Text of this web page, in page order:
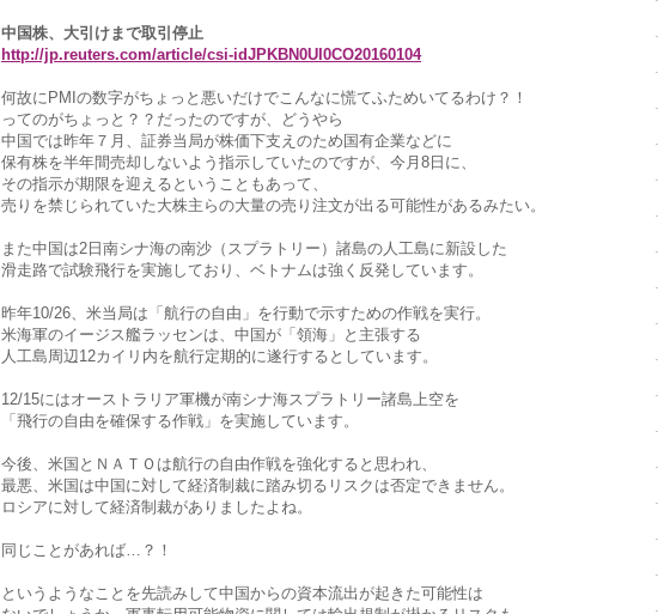
中国株、大引けまで取引停止
http://jp.reuters.com/article/csi-idJPKBN0UI0CO20160104
何故にPMIの数字がちょっと悪いだけでこんなに慌てふためいてるわけ？！
ってのがちょっと？？だったのですが、どうやら
中国では昨年７月、証券当局が株価下支えのため国有企業などに
保有株を半年間売却しないよう指示していたのですが、今月8日に、
その指示が期限を迎えるということもあって、
売りを禁じられていた大株主らの大量の売り注文が出る可能性があるみたい。
また中国は2日南シナ海の南沙（スプラトリー）諸島の人工島に新設した
滑走路で試験飛行を実施しており、ベトナムは強く反発しています。
昨年10/26、米当局は「航行の自由」を行動で示すための作戦を実行。
米海軍のイージス艦ラッセンは、中国が「領海」と主張する
人工島周辺12カイリ内を航行定期的に遂行するとしています。
12/15にはオーストラリア軍機が南シナ海スプラトリー諸島上空を
「飛行の自由を確保する作戦」を実施しています。
今後、米国とＮＡＴＯは航行の自由作戦を強化すると思われ、
最悪、米国は中国に対して経済制裁に踏み切るリスクは否定できません。
ロシアに対して経済制裁がありましたよね。
同じことがあれば…？！
というようなことを先読みして中国からの資本流出が起きた可能性は